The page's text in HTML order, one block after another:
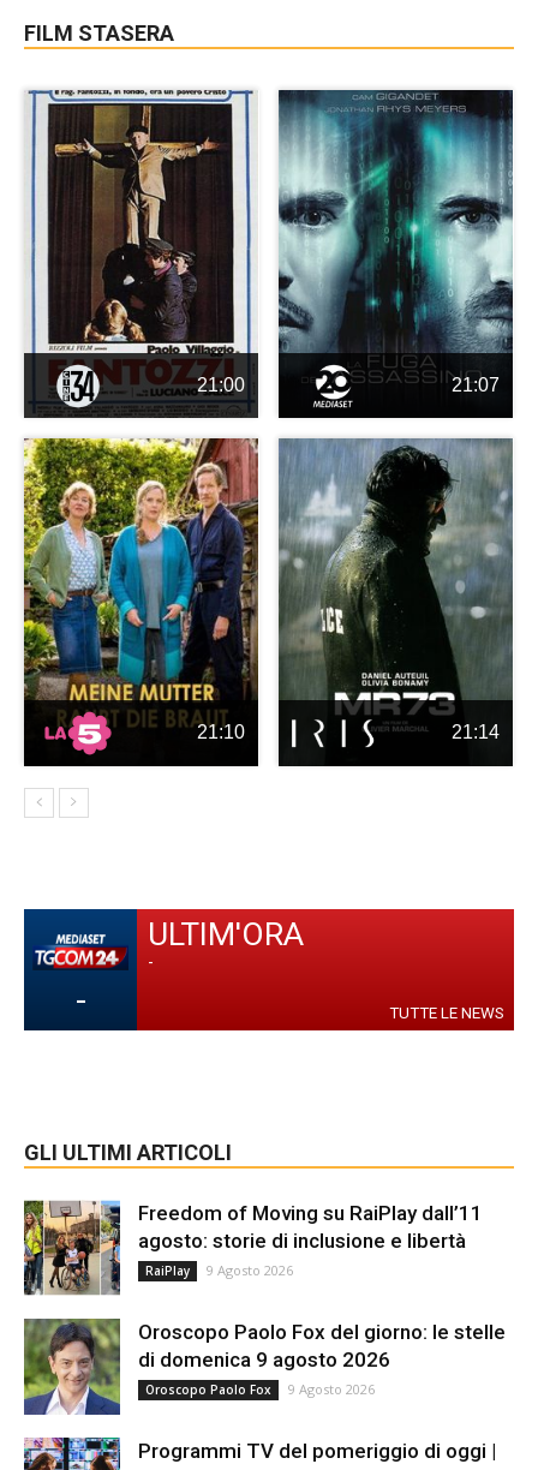
FILM STASERA
21:00 21:07
21:10 21:14
-
ULTIM'ORA
-
TUTTE LE NEWS
GLI ULTIMI ARTICOLI
Freedom of Moving su RaiPlay dall’11
agosto: storie di inclusione e libertà
RaiPlay 9 Agosto 2026
Oroscopo Paolo Fox del giorno: le stelle
di domenica 9 agosto 2026
Oroscopo Paolo Fox 9 Agosto 2026
Programmi TV del pomeriggio di oggi |